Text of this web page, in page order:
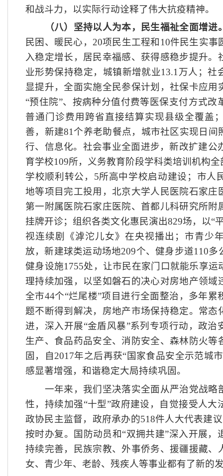
和战斗力，以实际行动诠释了伟大抗疫精神。
（八）坚持以人为本，民生福祉全面增进
民困、暖民心， 20项民生工程和10件民生实事
入稳定增长，居民幸福感、获得感稳步提升。
业形势保持稳定，城镇新增就业13.1万人；社
显提升，全面实施全民参保计划，社保卡应用
“预住院”、按病种分值付费等医保支付方式改
普通门诊费用跨省直接结算实现县级全覆盖
善，新建81个养老助餐点，城市社区实现日间
行、信息化。社会事业全面进步，新改扩建公
育学校109所，义务教育阶段学科类培训机构全
学校顺利转公，5所高中学校启动建设；市人
地等项目完工投用，北京大学人民医院石家庄
第一附属医院石家庄医院、首都儿科研究所附
挂牌开诊；组织各类文化惠民演出829场，以“
视连续剧《滹沱儿女》在央视播出；市青少
放，新建球类运动场地209个、健身步道110多
健身设施1755处，让市民在家门口就能乐享运
理持续加强，以坚如磐石的决心对房地产领域
全市44个“烂尾楼”项目进行全面整治，多年累
题不断得到解决，房地产市场保持稳定。常态
进，深入开展“金盾风暴”系列专项行动，政治
生产、食品药品安全、消防安全、森林防火等
固，自2017年之后再获“国家食品安全示范城
感显著增强，和谐稳定大局持续巩固。
一年来，我们坚决落实全面从严治党战略
性，持续加强“十型”政府建设，自觉接受人大
政协民主监督，政府承办的518件人大代表建
按时办复。国防动员和“双拥共建”深入开展，
持续完善，民族宗教、外事侨务、援疆援藏、
女、青少年、老龄、残疾人等事业都有了新的